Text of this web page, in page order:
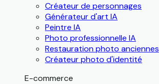
Créateur de personnages
Générateur d'art IA
Peintre IA
Photo professionnelle IA
Restauration photo anciennes
Créateur photo d'identité
E-commerce